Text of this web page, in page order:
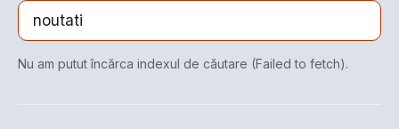
Nu am putut încărca indexul de căutare (Failed to fetch).